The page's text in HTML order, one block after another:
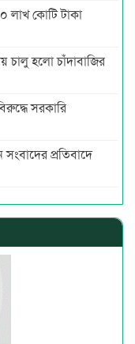
লাখ কোটি টাকা
চালু হলো চাঁদাবাজির
সরকারি
সংবাদের প্রতিবাদে